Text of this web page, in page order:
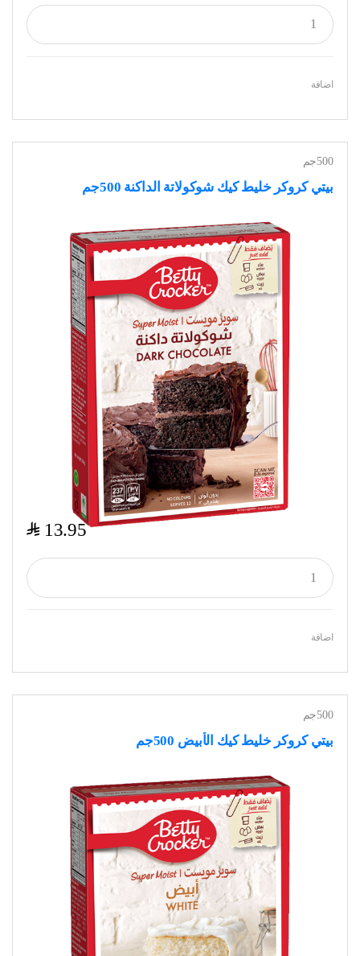
اضافة
500جم
بيتي كروكر خليط كيك شوكولاتة الداكنة 500جم
13.95
$
اضافة
500جم
بيتي كروكر خليط كيك الأبيض 500جم